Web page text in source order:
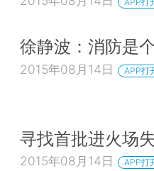
徐静波：消防是
2015年08月14日 APP打
寻找首批进火场
2015年08月14日 APP打